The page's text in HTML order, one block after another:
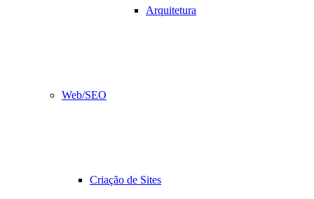
Arquitetura
Web/SEO
Criação de Sites